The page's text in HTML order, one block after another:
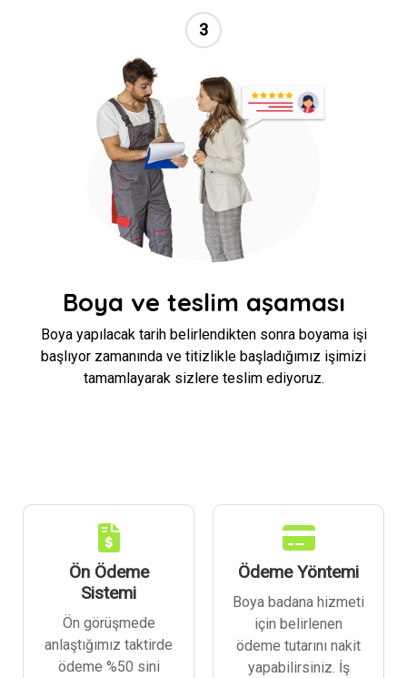
//
3
Boya ve teslim aşaması
Boya yapılacak tarih belirlendikten sonra boyama işi
başlıyor zamanında ve titizlikle başladığımız işimizi
tamamlayarak sizlere teslim ediyoruz.
Ön Ödeme
Sistemi
Ön görüşmede
anlaştığımız taktirde
ödeme %50 sini
Ödeme Yöntemi
Boya badana hizmeti
için belirlenen
ödeme tutarını nakit
yapabilirsiniz. İş